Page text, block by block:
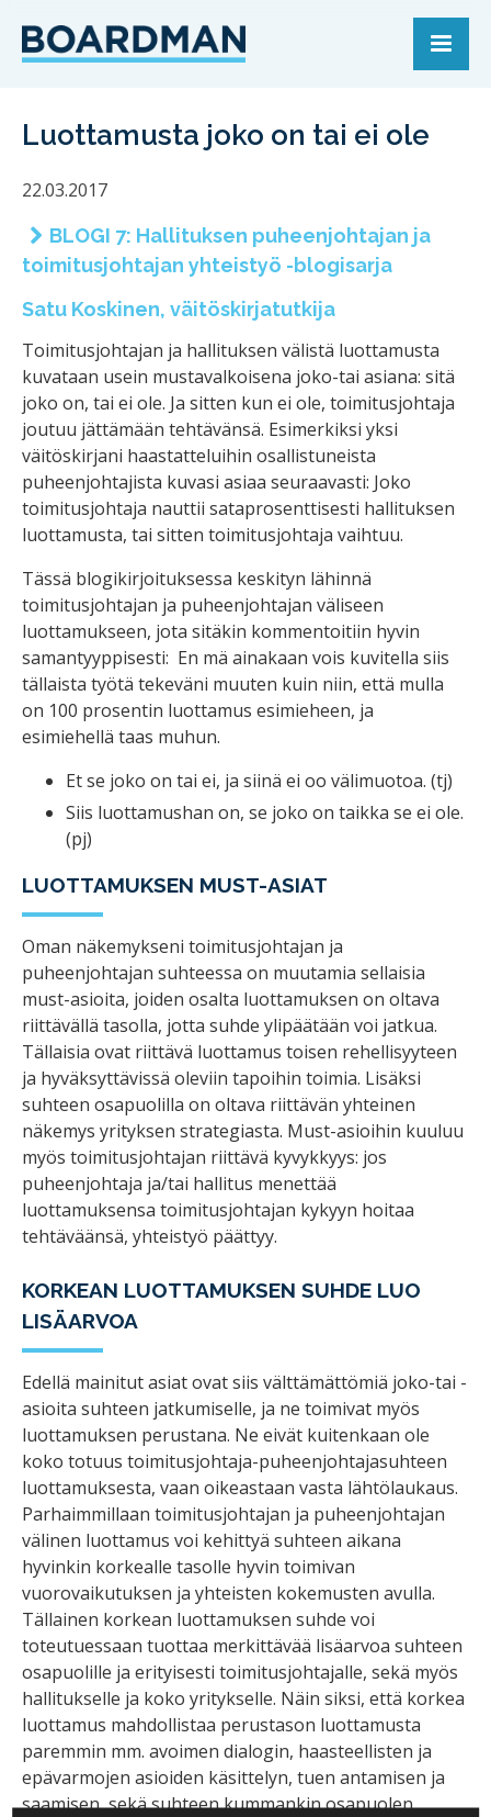
Luottamusta joko on tai ei ole
22.03.2017
BLOGI 7: Hallituksen puheenjohtajan ja
toimitusjohtajan yhteistyö -blogisarja
Satu Koskinen, väitöskirjatutkija
Toimitusjohtajan ja hallituksen välistä luottamusta
kuvataan usein mustavalkoisena joko-tai asiana: sitä
joko on, tai ei ole. Ja sitten kun ei ole, toimitusjohtaja
joutuu jättämään tehtävänsä. Esimerkiksi yksi
väitöskirjani haastatteluihin osallistuneista
puheenjohtajista kuvasi asiaa seuraavasti: Joko
toimitusjohtaja nauttii sataprosenttisesti hallituksen
luottamusta, tai sitten toimitusjohtaja vaihtuu.
Tässä blogikirjoituksessa keskityn lähinnä
toimitusjohtajan ja puheenjohtajan väliseen
luottamukseen, jota sitäkin kommentoitiin hyvin
samantyyppisesti: En mä ainakaan vois kuvitella siis
tällaista työtä tekeväni muuten kuin niin, että mulla
on 100 prosentin luottamus esimieheen, ja
esimiehellä taas muhun.
Et se joko on tai ei, ja siinä ei oo välimuotoa. (tj)
Siis luottamushan on, se joko on taikka se ei ole.
(pj)
LUOTTAMUKSEN MUST-ASIAT
Oman näkemykseni toimitusjohtajan ja
puheenjohtajan suhteessa on muutamia sellaisia
must-asioita, joiden osalta luottamuksen on oltava
riittävällä tasolla, jotta suhde ylipäätään voi jatkua.
Tällaisia ovat riittävä luottamus toisen rehellisyyteen
ja hyväksyttävissä oleviin tapoihin toimia. Lisäksi
suhteen osapuolilla on oltava riittävän yhteinen
näkemys yrityksen strategiasta. Must-asioihin kuuluu
myös toimitusjohtajan riittävä kyvykkyys: jos
puheenjohtaja ja/tai hallitus menettää
luottamuksensa toimitusjohtajan kykyyn hoitaa
tehtäväänsä, yhteistyö päättyy.
KORKEAN LUOTTAMUKSEN SUHDE LUO
LISÄARVOA
Edellä mainitut asiat ovat siis välttämättömiä joko-tai -
asioita suhteen jatkumiselle, ja ne toimivat myös
luottamuksen perustana. Ne eivät kuitenkaan ole
koko totuus toimitusjohtaja-puheenjohtajasuhteen
luottamuksesta, vaan oikeastaan vasta lähtölaukaus.
Parhaimmillaan toimitusjohtajan ja puheenjohtajan
välinen luottamus voi kehittyä suhteen aikana
hyvinkin korkealle tasolle hyvin toimivan
vuorovaikutuksen ja yhteisten kokemusten avulla.
Tällainen korkean luottamuksen suhde voi
toteutuessaan tuottaa merkittävää lisäarvoa suhteen
osapuolille ja erityisesti toimitusjohtajalle, sekä myös
hallitukselle ja koko yritykselle. Näin siksi, että korkea
luottamus mahdollistaa perustason luottamusta
paremmin mm. avoimen dialogin, haasteellisten ja
epävarmojen asioiden käsittelyn, tuen antamisen ja
saamisen, sekä suhteen kummankin osapuolen